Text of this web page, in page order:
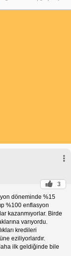
3
döneminde %15
%100 enflasyon
kazanmıyorlar. Birde
varıyordu.
kredileri
eziliyorlardır.
ilk geldiğinde bile